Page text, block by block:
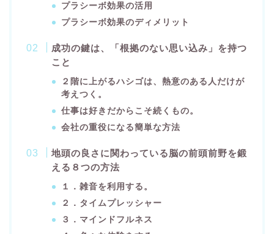
プラシーボ効果の活用
プラシーボ効果のディメリット
成功の鍵は、「根拠のない思い込み」を持つ
こと
２階に上がるハシゴは、熱意のある人だけが
考えつく。
仕事は好きだからこそ続くもの。
会社の重役になる簡単な方法
地頭の良さに関わっている脳の前頭前野を鍛
える８つの方法
１．雑音を利用する。
２．タイムプレッシャー
３．マインドフルネス